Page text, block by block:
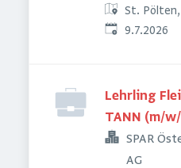
St.
Veröffentlicht
9.7.2026
Lehrling
TANN (m/
SPAR
AG